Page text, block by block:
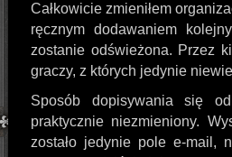
Całkowicie zmieniłem
ręcznym dodawaniem
zostanie odświeżona. Przez
graczy, z których jedynie
Sposób dopisywania się
praktycznie niezmieniony.
zostało jedynie pole e-mail,